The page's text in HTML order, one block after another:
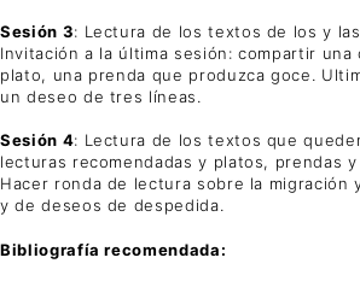
Sesión 3: Lectura de los textos de los y
Invitación a la última sesión: compartir una
plato, una prenda que produzca goce.
un deseo de tres líneas.
Sesión 4: Lectura de los textos que
lecturas recomendadas y platos, prendas
Hacer ronda de lectura sobre la migración
y de deseos de despedida.
Bibliografía recomendada: